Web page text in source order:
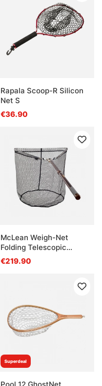
Rapala Scoop-R Silicon
Net S
€36.90
McLean Weigh-Net
Folding Telescopic
(Model R120)
€219.90
Superdeal
Pool 12 GhostNet